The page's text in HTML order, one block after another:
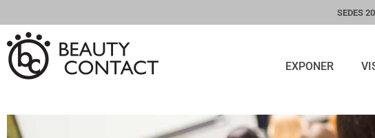
SEDES
EXPONER